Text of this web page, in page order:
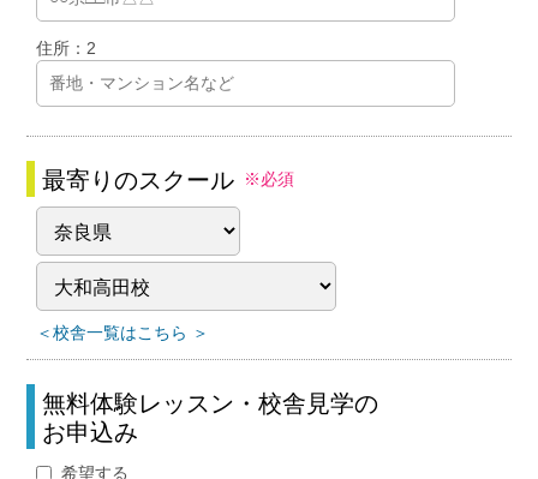
住所：2
最寄りのスクール ※必須
＜校舎一覧はこちら ＞
無料体験レッスン・校舎見学の
お申込み
希望する